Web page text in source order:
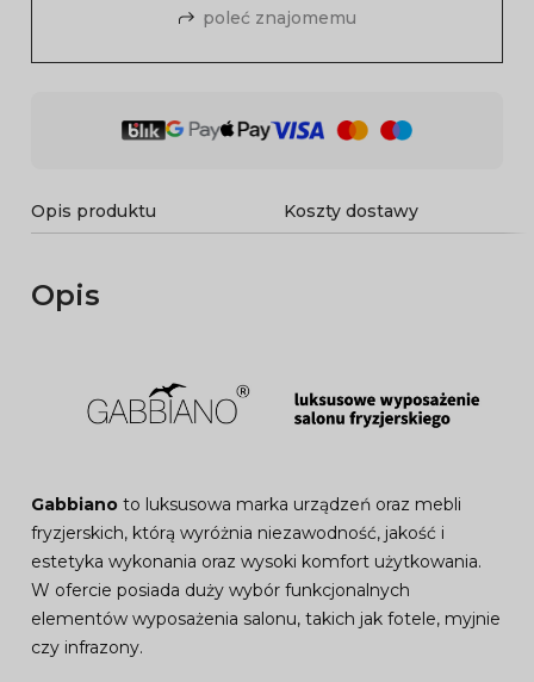
poleć znajomemu
Opis produktu Koszty dostawy
Opis
Gabbiano to luksusowa marka urządzeń oraz mebli
fryzjerskich, którą wyróżnia niezawodność, jakość i
estetyka wykonania oraz wysoki komfort użytkowania.
W ofercie posiada duży wybór funkcjonalnych
elementów wyposażenia salonu, takich jak fotele, myjnie
czy infrazony.